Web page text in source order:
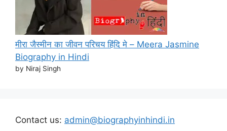
मीरा जैस्मीन का जीवन परिचय हिंदि मे – Meera Jasmine
Biography in Hindi
by Niraj Singh
Contact us: admin@biographyinhindi.in